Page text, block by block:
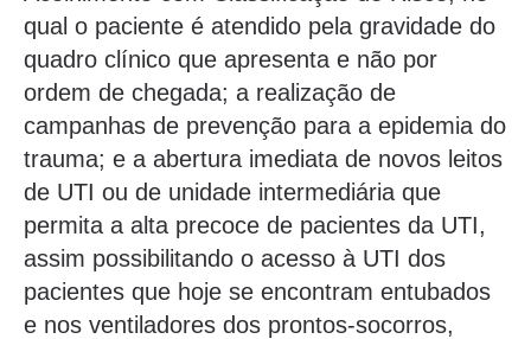
qual o paciente é atendido pela gravidade do
quadro clínico que apresenta e não por
ordem de chegada; a realização de
campanhas de prevenção para a epidemia do
trauma; e a abertura imediata de novos leitos
de UTI ou de unidade intermediária que
permita a alta precoce de pacientes da UTI,
assim possibilitando o acesso à UTI dos
pacientes que hoje se encontram entubados
e nos ventiladores dos prontos-socorros,